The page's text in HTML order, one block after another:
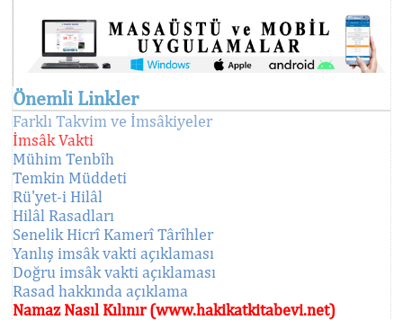
Önemli Linkler
Farklı Takvim ve İmsâkiyeler
İmsâk Vakti
Mühim Tenbîh
Temkin Müddeti
Rü'yet-i Hilâl
Hilâl Rasadları
Senelik Hicrî Kamerî Târîhler
Yanlış imsâk vakti açıklaması
Doğru imsâk vakti açıklaması
Rasad hakkında açıklama
Namaz Nasıl Kılınır (www.hakikatkitabevi.net)